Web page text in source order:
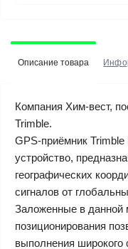
Описание товара
Компания Хим-вест,
Trimble.
GPS-приёмник
устройство,
географических
сигналов от
Заложенные в данной
позиционирования
выполнения широкого